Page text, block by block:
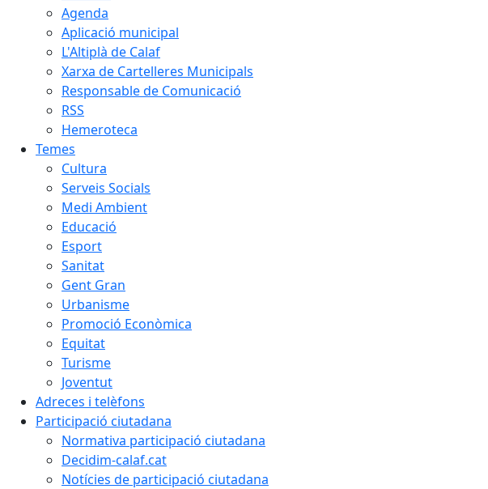
Agenda
Aplicació municipal
L'Altiplà de Calaf
Xarxa de Cartelleres Municipals
Responsable de Comunicació
RSS
Hemeroteca
Temes
Cultura
Serveis Socials
Medi Ambient
Educació
Esport
Sanitat
Gent Gran
Urbanisme
Promoció Econòmica
Equitat
Turisme
Joventut
Adreces i telèfons
Participació ciutadana
Normativa participació ciutadana
Decidim-calaf.cat
Notícies de participació ciutadana